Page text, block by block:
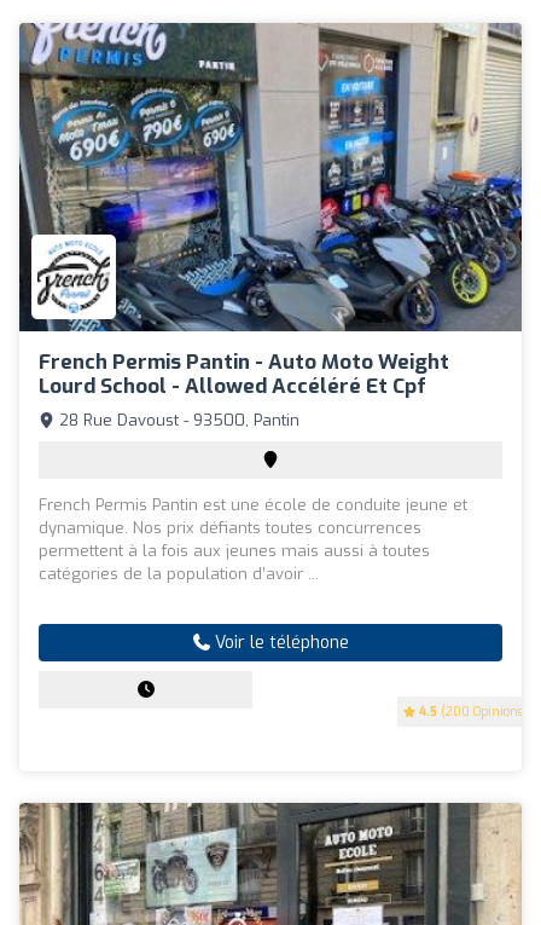
French Permis Pantin - Auto Moto Weight
Lourd School - Allowed Accéléré Et Cpf
4.5 (200 Opinions)
28 Rue Davoust - 93500, Pantin
French Permis Pantin est une école de conduite jeune et
dynamique. Nos prix défiants toutes concurrences
permettent à la fois aux jeunes mais aussi à toutes
catégories de la population d’avoir ...
Voir le téléphone